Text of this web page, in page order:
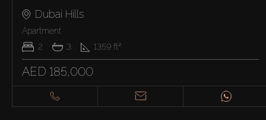
Dubai Hills
Apartment
2
3 1359 ft²
AED 185,000